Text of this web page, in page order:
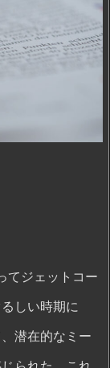
てジェットコー
しい時期に
潜在的なミー